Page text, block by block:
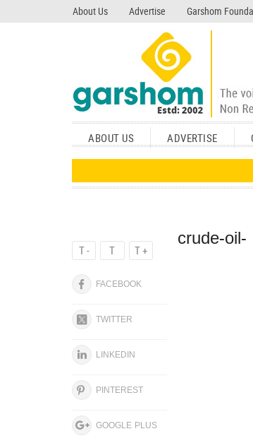
About Us Advertise Garshom
garshom.com
ABOUT US ADVERTISE
T - T T +
FACEBOOK
TWITTER
LINKEDIN
PINTEREST
GOOGLE PLUS
crude-oil-